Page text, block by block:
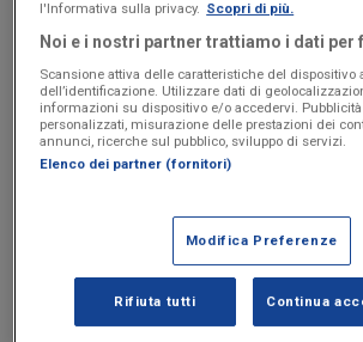
Nel caso di “lavoro subordinato”, il
definizione anche di “prestatore di
lavoratore
dipendente svolge le attività sotto la
un’altra persona (definito “datore di
retribuzione, di solito a cadenza
erogata tramite un “cedolino” o, più
Alcune tra le più diffusetipologie di
lavoro subordinato
l'Informativa sulla privacy. Scopri di più.
Noi e i nostri partner trattiamo i dati per
Scansione attiva delle caratteristiche del dispositivo
dell’identificazione. Utilizzare dati di
informazioni su dispositivo e/o accedervi.
personalizzati, misurazione delle prestazioni dei
annunci, ricerche sul pubblico, sviluppo di servizi.
Elenco dei partner (fornitori)
Modifica Preferenze
Rifiuta tutti Continua